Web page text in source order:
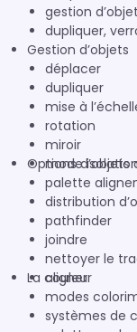
gestion
dupliquer,
Gestion d’objets
déplacer
dupliquer
mise à
rotation
miroir
mode
Options d’objets
palette
distribution
pathfinder
joindre
nettoyer le
aligner
La couleur
modes
systèmes de